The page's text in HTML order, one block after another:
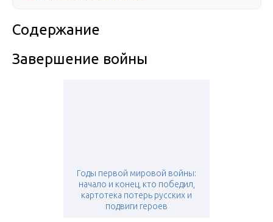
Содержание
Завершение войны
Годы первой мировой войны:
начало и конец, кто победил,
картотека потерь русских и
подвиги героев